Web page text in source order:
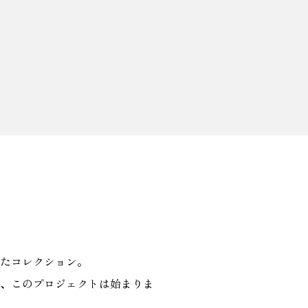
コレクション。
このプロジェクトは始まりま